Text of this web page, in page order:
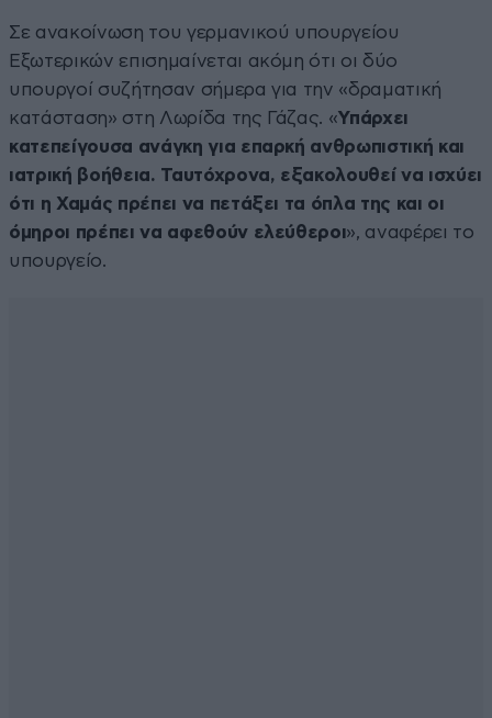
Σε ανακοίνωση του γερμανικού υπουργείου
Εξωτερικών επισημαίνεται ακόμη ότι οι δύο
υπουργοί συζήτησαν σήμερα για την «δραματική
κατάσταση» στη Λωρίδα της Γάζας. «Υπάρχει
κατεπείγουσα ανάγκη για επαρκή ανθρωπιστική και
ιατρική βοήθεια. Ταυτόχρονα, εξακολουθεί να ισχύει
ότι η Χαμάς πρέπει να πετάξει τα όπλα της και οι
όμηροι πρέπει να αφεθούν ελεύθεροι», αναφέρει το
υπουργείο.